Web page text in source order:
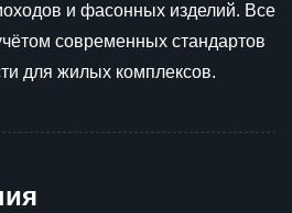
и фасонных изделий. Все
современных стандартов
для жилых комплексов.